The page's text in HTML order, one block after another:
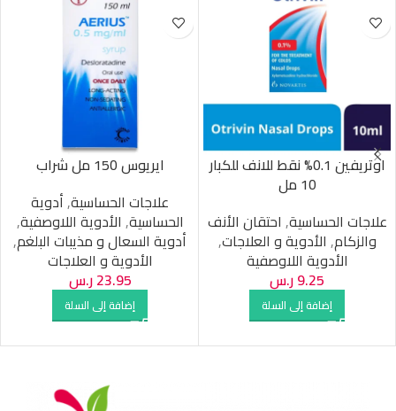
اوتريفين 0.1% نقط للانف للكبار
10 مل
علاجات الحساسية, احتقان الأنف
والزكام, الأدوية و العلاجات,
الأدوية اللاوصفية
9.25ر.س
إضافة إلى السلة
ايريوس 150 مل شراب
علاجات الحساسية,أدوية
الحساسية, الأدوية اللاوصفية,
أدوية السعال و مذيبات البلغم,
الأدوية و العلاجات
23.95ر.س
إضافة إلى السلة